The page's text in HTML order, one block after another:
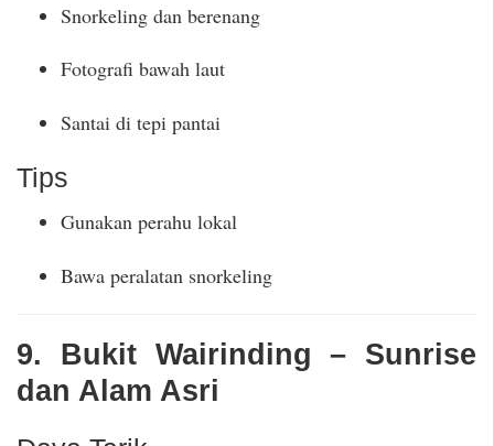
Snorkeling dan berenang
Fotografi bawah laut
Santai di tepi pantai
Tips
Gunakan perahu lokal
Bawa peralatan snorkeling
9. Bukit Wairinding – Sunrise
dan Alam Asri